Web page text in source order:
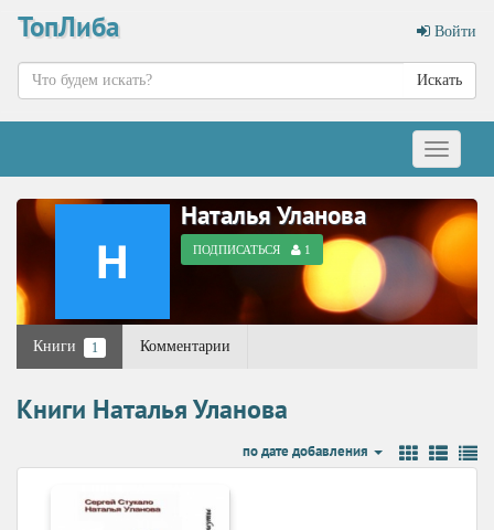
ТопЛиба Войти
Искать
Меню
Наталья Уланова
ПОДПИСАТЬСЯ 1
Книги 1 Комментарии
Книги Наталья Уланова
по дате добавления